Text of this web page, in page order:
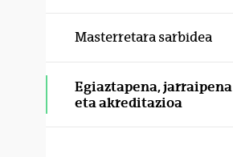
Masterretara sarbidea
Egiaztapena, jarraipena
eta akreditazioa